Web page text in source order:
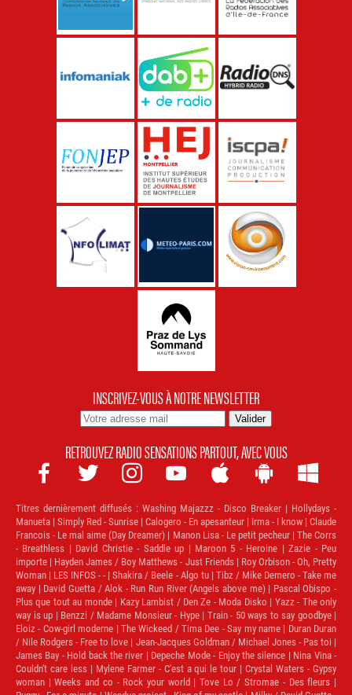
INSCRIVEZ-VOUS À NOTRE NEWSLETTER
RETROUVEZ RADIO SENSATIONS PARTOUT, AVEC VOUS
      
Titres dernièrement diffusés : Washing Majazzz - Disco Breaker | Hollydays -
Manueta | Simply Red - Sunrise | Calogero - En apesanteur | Irma - I know | Claude
Francois - Le mal aime (Day Dreamer) | Manon Lisa - Le petit pecheur | The Corrs
- Breathless | David Christie - Saddle up | Maroon 5 - Heroine | Zazie - Peu
importe | Hayden James / Boy Matthews - Just Friends | Roy Orbison - Oh, Pretty
Woman | LES INFOS - - | Shakira / Beele - Algo tu | Tibz / Mike Demero - Take me
away | David Guetta / Alok - Run Run River (Angels above me) | Pascal Obispo -
Plus que tout au monde | Kazy Lambist / Den Ze - Moda Disko | Yazz - The only
way is up | Benzzi / Madame Monsieur - Hype | Train - 50 ways to say goodbye |
Eloiz - Cow-girl moderne | The Wickeed / Tima Dee - Say my name | Duran Duran
/ Nile Rodgers - Free to love | Jean-Jacques Goldman / Michael Jones - Pas toi |
James Bay - Hold back the river | Depeche Mode - Enjoy the silence | Nina Vina -
Couldn't care less | Mylene Farmer - C'est a qui le tour | Crystal Waters - Gypsy
woman | Weeks and co - Rock your world | Tove Lo / Stromae - Des fleurs |